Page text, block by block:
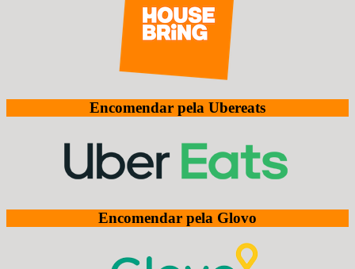
Encomendar pela Ubereats
Encomendar pela Glovo